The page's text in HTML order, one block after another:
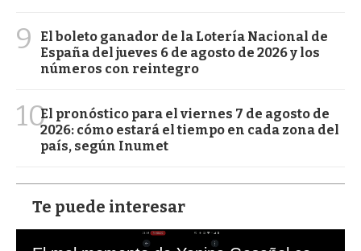
9
El boleto ganador de la Lotería Nacional de
España del jueves 6 de agosto de 2026 y los
números con reintegro
10El pronóstico para el viernes 7 de agosto de
2026: cómo estará el tiempo en cada zona del
país, según Inumet
Te puede interesar